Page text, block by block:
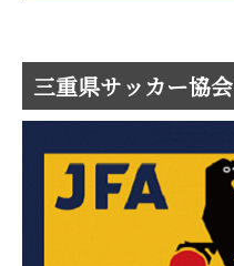
三重県サッカー協会